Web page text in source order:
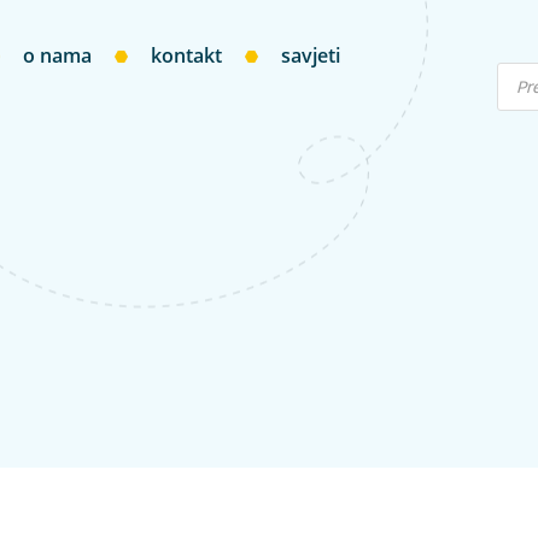
o nama kontakt savjeti